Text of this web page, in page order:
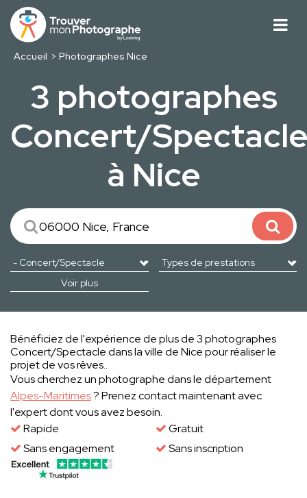
Accueil Photographes Nice
3 photographes
Concert/
à Nice
Voir plus
Bénéficiez de l'expérience de plus de 3 photographes
Concert/Spectacle dans la ville de Nice pour réaliser le
projet de vos rêves..
Vous cherchez un photographe dans le département
Alpes-Maritimes? Prenez contact maintenant avec
l'expert dont vous avez besoin.
Rapide
Gratuit
Sans engagement
Sans inscription